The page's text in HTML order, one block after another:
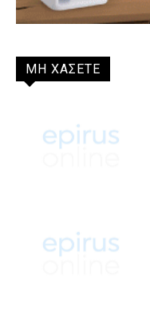
ΜΗ ΧΑΣΕΤΕ